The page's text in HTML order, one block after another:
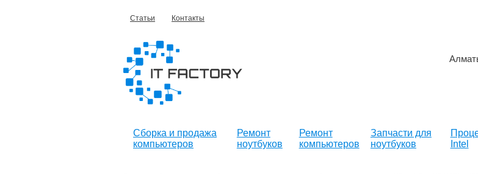
Статьи Контакты
Сборка и продажа
компьютеров
Ремонт
ноутбуков
Ремонт
компьютеров
Запчасти для
ноутбуков
Intel